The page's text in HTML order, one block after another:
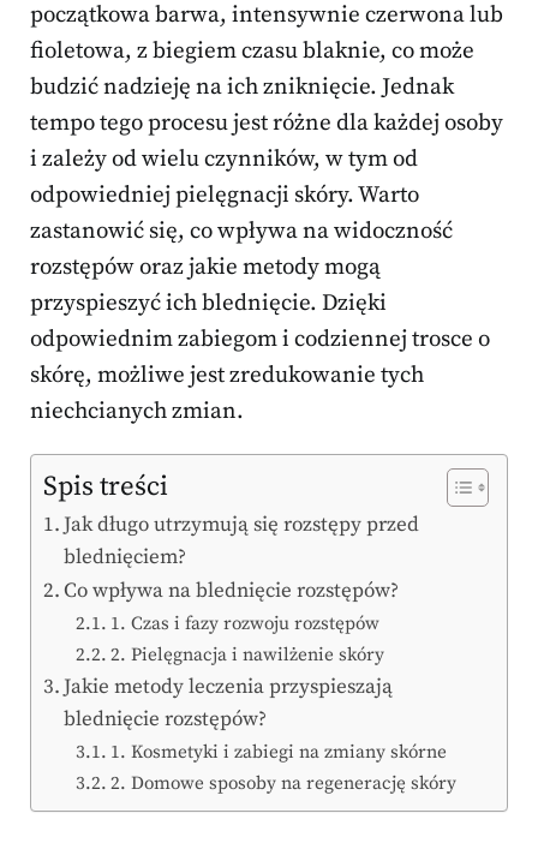
początkowa barwa, intensywnie czerwona lub
fioletowa, z biegiem czasu blaknie, co może
budzić nadzieję na ich zniknięcie. Jednak
tempo tego procesu jest różne dla każdej osoby
i zależy od wielu czynników, w tym od
odpowiedniej pielęgnacji skóry. Warto
zastanowić się, co wpływa na widoczność
rozstępów oraz jakie metody mogą
przyspieszyć ich blednięcie. Dzięki
odpowiednim zabiegom i codziennej trosce o
skórę, możliwe jest zredukowanie tych
niechcianych zmian.
Spis treści
Jak długo utrzymują się rozstępy przed
blednięciem?
Co wpływa na blednięcie rozstępów?
1. Czas i fazy rozwoju rozstępów
2. Pielęgnacja i nawilżenie skóry
Jakie metody leczenia przyspieszają
blednięcie rozstępów?
1. Kosmetyki i zabiegi na zmiany skórne
2. Domowe sposoby na regenerację skóry